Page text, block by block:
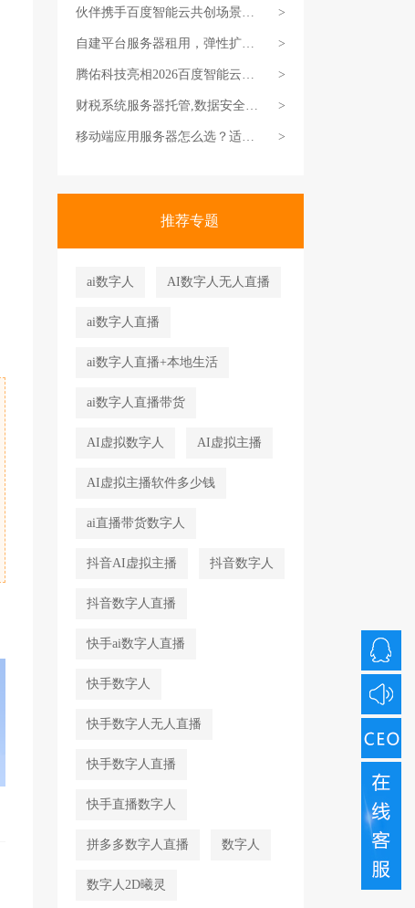
定高速不花冤枉钱
伙伴携手百度智能云共创场景，
打通AI落地最后一公里
>
自建平台服务器租用，弹性扩容
应对突发流量
>
腾佑科技亮相2026百度智能云生
态大会，总经理汲守业发表主题
>
财税系统服务器托管,数据安全与
稳定是核心
>
移动端应用服务器怎么选？适配
>
推荐专题
ai数字人 AI数字人无人直播
ai数字人直播
ai数字人直播+本地生活
ai数字人直播带货
AI虚拟数字人 AI虚拟主播
AI虚拟主播软件多少钱
ai直播带货数字人
抖音AI虚拟主播 抖音数字人
抖音数字人直播
快手ai数字人直播
快手数字人
快手数字人无人直播
快手数字人直播
快手直播数字人
拼多多数字人直播 数字人
数字人2D曦灵